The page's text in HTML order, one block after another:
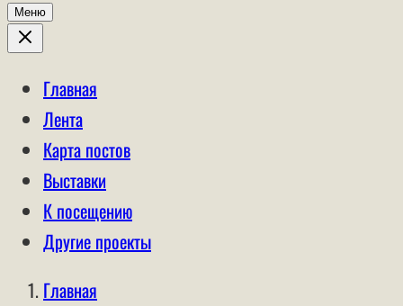
Меню
Главная
Лента
Карта постов
Выставки
К посещению
Другие проекты
Главная